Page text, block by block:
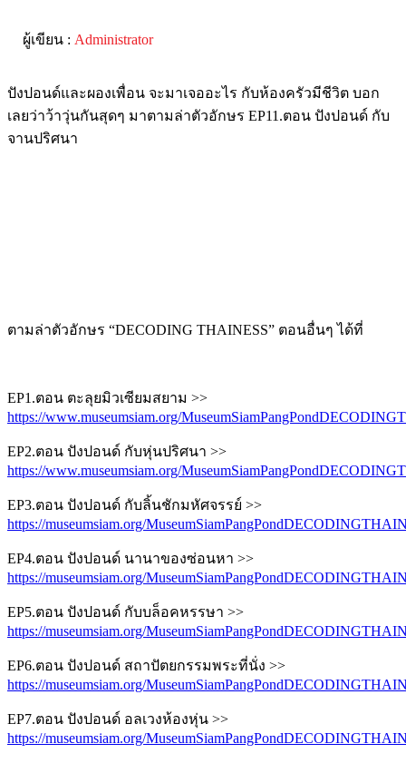
ผู้เขียน : Administrator
ปังปอนด์และผองเพื่อน จะมาเจออะไร กับห้องครัวมีชีวิต บอก
เลยว่าว้าวุ่นกันสุดๆ มาตามล่าตัวอักษร EP11.ตอน ปังปอนด์ กับ
จานปริศนา
ตามล่าตัวอักษร “DECODING THAINESS” ตอนอื่นๆ ได้ที่
EP1.ตอน ตะลุยมิวเซียมสยาม >>
https://www.museumsiam.org/
EP2.ตอน ปังปอนด์ กับหุ่นปริศนา >>
https://www.museumsiam.org/
EP3.ตอน ปังปอนด์ กับลิ้นชักมหัศจรรย์ >>
https://museumsiam.org/
EP4.ตอน ปังปอนด์ นานาของซ่อนหา >>
https://museumsiam.org/
EP5.ตอน ปังปอนด์ กับบล็อคหรรษา >>
https://museumsiam.org/
EP6.ตอน ปังปอนด์ สถาปัตยกรรมพระที่นั่ง >>
https://museumsiam.org/
EP7.ตอน ปังปอนด์ อลเวงห้องหุ่น >>
https://museumsiam.org/